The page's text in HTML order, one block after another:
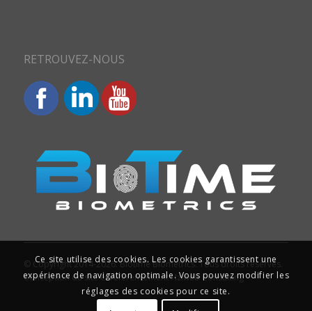
RETROUVEZ-NOUS
© Copyright 2014-2026. Biotime Biometrics. Tous droits réservés.
Conception du site et référencement : Iziweb Consulting
Ce site utilise des cookies. Les cookies garantissent une
expérience de navigation optimale. Vous pouvez modifier les
réglages des cookies pour ce site.